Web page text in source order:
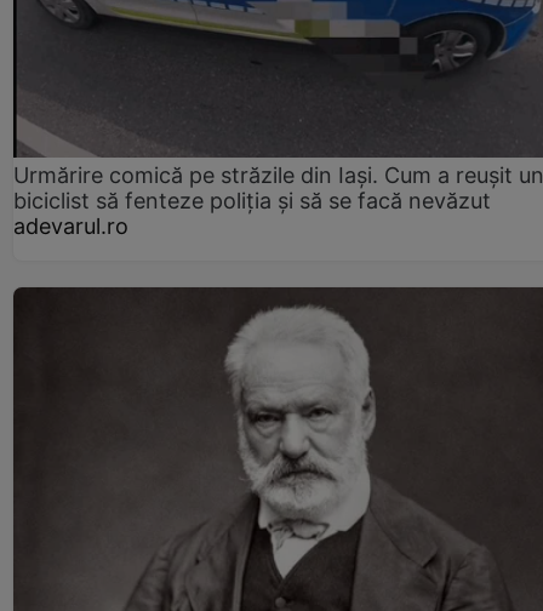
Urmărire comică pe străzile din Iași. Cum a reușit un
biciclist să fenteze poliția și să se facă nevăzut
adevarul.ro